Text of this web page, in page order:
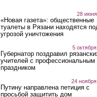
28
«Новая газета»: общественные
туалеты в Рязани находятся
угрозой уничтожения
5
Губернатор поздравил
учителей с профессиональным
праздником
24
Путину направлена петиция с
просьбой защитить дом